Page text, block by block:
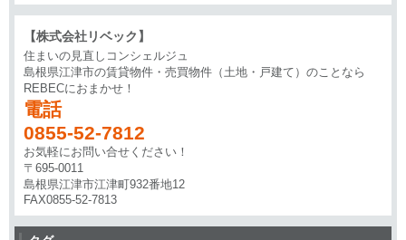
【株式会社リベック】
住まいの見直しコンシェルジュ
島根県江津市の賃貸物件・売買物件（土地・戸建て）のことなら
REBECにおまかせ！
電話
0855-52-7812
お気軽にお問い合せください！
〒695-0011
島根県江津市江津町932番地12
FAX0855-52-7813